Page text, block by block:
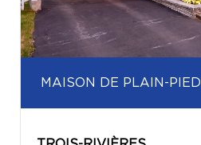
MAISON DE PLAIN-PIED